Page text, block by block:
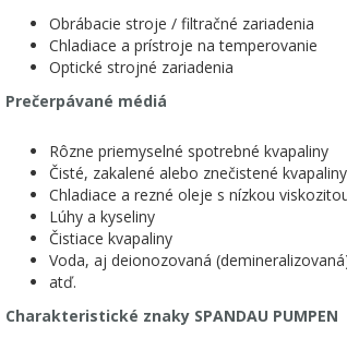
Obrábacie stroje / filtračné zariadenia
Chladiace a prístroje na temperovanie
Optické strojné zariadenia
Prečerpávané médiá
Rôzne priemyselné spotrebné kvapaliny
Čisté, zakalené alebo znečistené kvapaliny
Chladiace a rezné oleje s nízkou
Lúhy a kyseliny
Čistiace kvapaliny
Voda, aj deionozovaná
atď.
Charakteristické znaky SPANDAU PUMPEN